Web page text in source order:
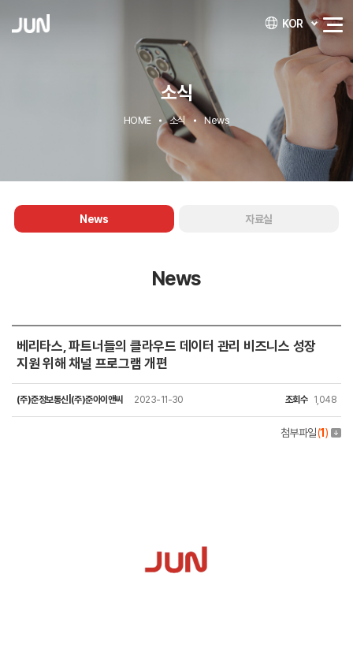
KOR
소식
HOME 소식 News
News 자료실
News
베리타스, 파트너들의 클라우드 데이터 관리 비즈니스 성장
지원 위해 채널 프로그램 개편
(주)준정보통신|(주)준아이앤씨 2023-11-30 조회수 1,048
첨부파일(1 )